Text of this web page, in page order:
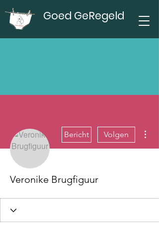
Goed GeRegeld
Bericht Volgen
Veronike Brugfiguur